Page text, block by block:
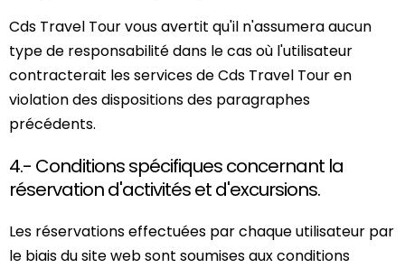
Cds Travel Tour vous avertit qu'il n'assumera aucun
type de responsabilité dans le cas où l'utilisateur
contracterait les services de Cds Travel Tour en
violation des dispositions des paragraphes
précédents.
4.- Conditions spécifiques concernant la
réservation d'activités et d'excursions.
Les réservations effectuées par chaque utilisateur par
le biais du site web sont soumises aux conditions